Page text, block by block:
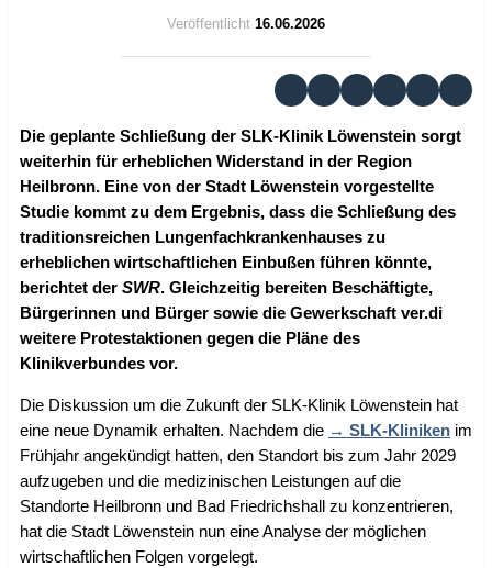
Veröffentlicht 16.06.2026
Die geplante Schließung der SLK-Klinik Löwenstein sorgt
weiterhin für erheblichen Widerstand in der Region
Heilbronn. Eine von der Stadt Löwenstein vorgestellte
Studie kommt zu dem Ergebnis, dass die Schließung des
traditionsreichen Lungenfachkrankenhauses zu
erheblichen wirtschaftlichen Einbußen führen könnte,
berichtet der SWR. Gleichzeitig bereiten Beschäftigte,
Bürgerinnen und Bürger sowie die Gewerkschaft ver.di
weitere Protestaktionen gegen die Pläne des
Klinikverbundes vor.
Die Diskussion um die Zukunft der SLK-Klinik Löwenstein hat
eine neue Dynamik erhalten. Nachdem die
SLK-Kliniken im
Frühjahr angekündigt hatten, den Standort bis zum Jahr 2029
aufzugeben und die medizinischen Leistungen auf die
Standorte Heilbronn und Bad Friedrichshall zu konzentrieren,
hat die Stadt Löwenstein nun eine Analyse der möglichen
wirtschaftlichen Folgen vorgelegt.